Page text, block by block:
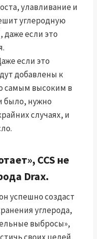
улавливание и
углеродную
даже если это
если это
добавлены к
самым высоким в
было, нужно
случаях, и
CCS не
Drax.
успешно создаст
углерода,
выбросы»,